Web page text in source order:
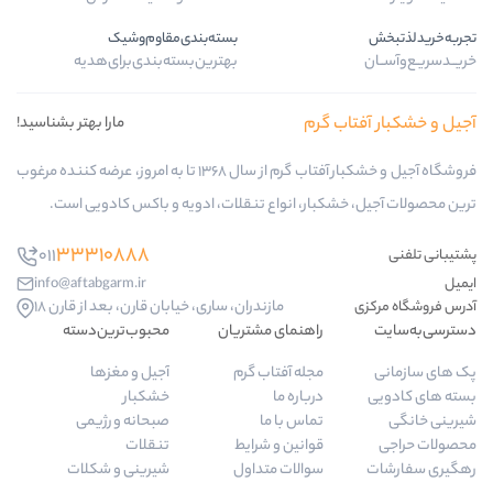
بسته‌بندی‌مقاوم‌وشیک
بهترین‌بسته‌بندی‌برای‌هدیه
گرم
فروشگاه آجیل و خشکبار آفتاب گرم از سال 1368 تا به امروز، عرضه کننده مرغوب
انواع تنقلات، ادویه و باکس کادویی است.
مازندران، ساری، خیابان قارن، بعد از قارن 18
راهنمای مشتریان
مجله آفتاب گرم
درباره ما
تماس با ما
قوانین و شرایط
سوالات متداول
محبوب‌ترین‌دسته‌
آجیل و مغزها
خشکبار
صبحانه و رژیمی
تنقلات
شیرینی و شکلات